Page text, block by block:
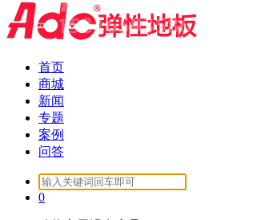
首页
商城
新闻
专题
案例
问答
Search
for:
0